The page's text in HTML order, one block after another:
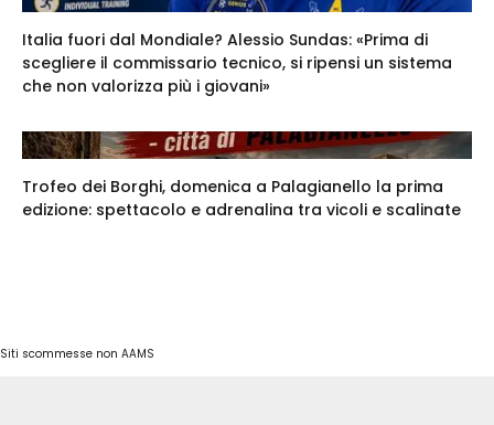
Italia fuori dal Mondiale? Alessio Sundas: «Prima di
scegliere il commissario tecnico, si ripensi un sistema
che non valorizza più i giovani»
Trofeo dei Borghi, domenica a Palagianello la prima
edizione: spettacolo e adrenalina tra vicoli e scalinate
Siti scommesse non AAMS